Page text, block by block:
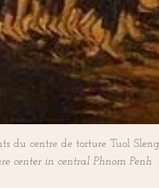
du centre de torture Tuol
center in central Phnom Penh